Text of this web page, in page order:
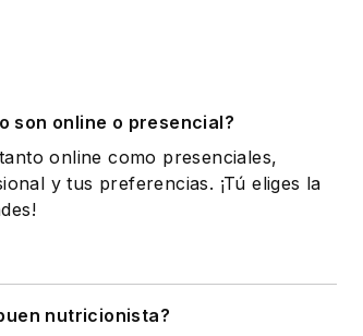
son online o presencial?
online como presenciales,
y tus preferencias. ¡Tú eliges la
nutricionista?